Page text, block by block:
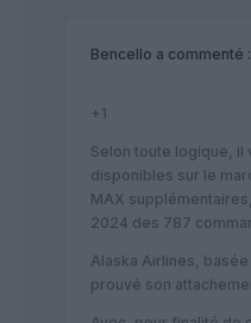
Bencello a commenté :
+1
Selon toute logique, il
disponibles sur le
MAX
2024 des 787
Alaska Airlines,
prouvé son